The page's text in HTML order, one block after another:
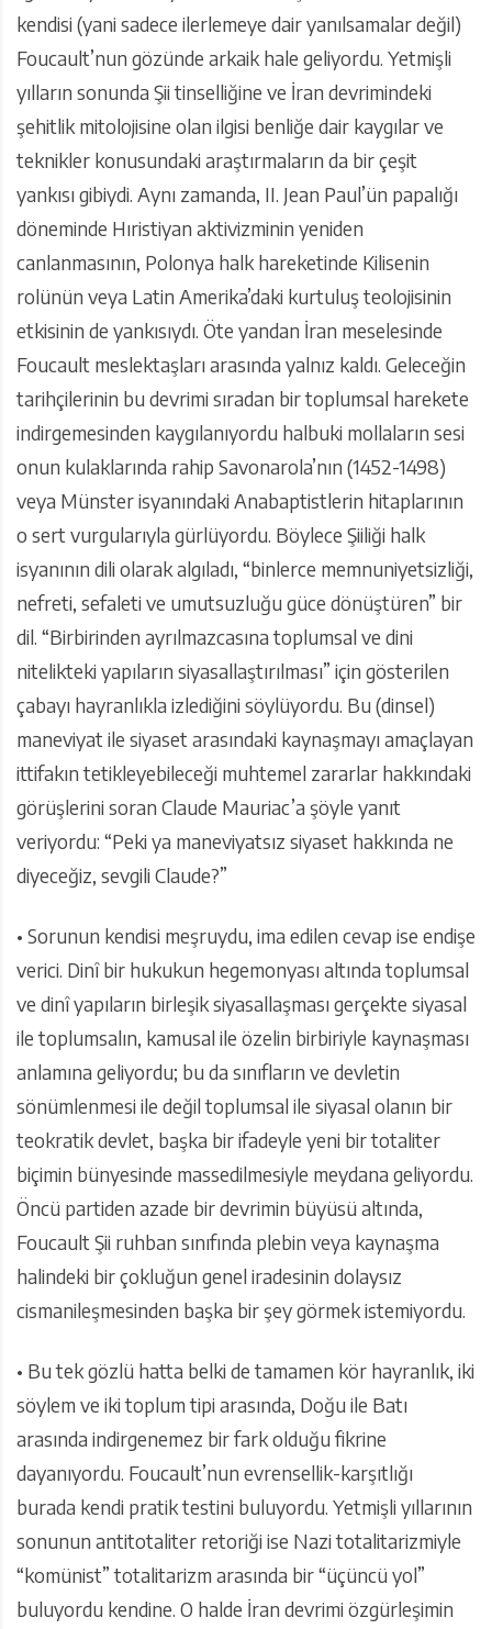
kendisi (yani sadece ilerlemeye dair yanılsamalar değil)
Foucault’nun gözünde arkaik hale geliyordu. Yetmişli
yılların sonunda Şii tinselliğine ve İran devrimindeki
şehitlik mitolojisine olan ilgisi benliğe dair kaygılar ve
teknikler konusundaki araştırmaların da bir çeşit
yankısı gibiydi. Aynı zamanda, II. Jean Paul’ün papalığı
döneminde Hıristiyan aktivizminin yeniden
canlanmasının, Polonya halk hareketinde Kilisenin
rolünün veya Latin Amerika’daki kurtuluş teolojisinin
etkisinin de yankısıydı. Öte yandan İran meselesinde
Foucault meslektaşları arasında yalnız kaldı. Geleceğin
tarihçilerinin bu devrimi sıradan bir toplumsal harekete
indirgemesinden kaygılanıyordu halbuki mollaların sesi
onun kulaklarında rahip Savonarola’nın (1452-1498)
veya Münster isyanındaki Anabaptistlerin hitaplarının
o sert vurgularıyla gürlüyordu. Böylece Şiiliği halk
isyanının dili olarak algıladı, “binlerce memnuniyetsizliği,
nefreti, sefaleti ve umutsuzluğu güce dönüştüren” bir
dil. “Birbirinden ayrılmazcasına toplumsal ve dini
nitelikteki yapıların siyasallaştırılması” için gösterilen
çabayı hayranlıkla izlediğini söylüyordu. Bu (dinsel)
maneviyat ile siyaset arasındaki kaynaşmayı amaçlayan
ittifakın tetikleyebileceği muhtemel zararlar hakkındaki
görüşlerini soran Claude Mauriac’a şöyle yanıt
veriyordu: “Peki ya maneviyatsız siyaset hakkında ne
diyeceğiz, sevgili Claude?”
• Sorunun kendisi meşruydu, ima edilen cevap ise endişe
verici. Dinî bir hukukun hegemonyası altında toplumsal
ve dinî yapıların birleşik siyasallaşması gerçekte siyasal
ile toplumsalın, kamusal ile özelin birbiriyle kaynaşması
anlamına geliyordu; bu da sınıfların ve devletin
sönümlenmesi ile değil toplumsal ile siyasal olanın bir
teokratik devlet, başka bir ifadeyle yeni bir totaliter
biçimin bünyesinde massedilmesiyle meydana geliyordu.
Öncü partiden azade bir devrimin büyüsü altında,
Foucault Şii ruhban sınıfında plebin veya kaynaşma
halindeki bir çokluğun genel iradesinin dolaysız
cismanileşmesinden başka bir şey görmek istemiyordu.
• Bu tek gözlü hatta belki de tamamen kör hayranlık, iki
söylem ve iki toplum tipi arasında, Doğu ile Batı
arasında indirgenemez bir fark olduğu fikrine
dayanıyordu. Foucault’nun evrensellik-karşıtlığı
burada kendi pratik testini buluyordu. Yetmişli yıllarının
sonunun antitotaliter retoriği ise Nazi totalitarizmiyle
“komünist” totalitarizm arasında bir “üçüncü yol”
buluyordu kendine. O halde İran devrimi özgürleşimin